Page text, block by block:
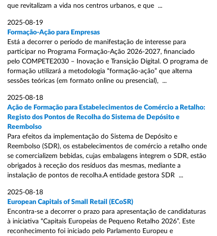
que revitalizam a vida nos centros urbanos, e que ...
2025-08-19
Formação-Ação para Empresas
Está a decorrer o período de manifestação de interesse para
participar no Programa Formação-Ação 2026-2027, financiado
pelo COMPETE2030 – Inovação e Transição Digital. O programa de
formação utilizará a metodologia “formação-ação” que alterna
sessões teóricas (em formato online ou presencial), ...
2025-08-18
Ação de Formação para Estabelecimentos de Comércio a Retalho:
Registo dos Pontos de Recolha do Sistema de Depósito e
Reembolso
Para efeitos da implementação do Sistema de Depósito e
Reembolso (SDR), os estabelecimentos de comércio a retalho onde
se comercializem bebidas, cujas embalagens integrem o SDR, estão
obrigados à receção dos resíduos das mesmas, mediante a
instalação de pontos de recolha.A entidade gestora SDR ...
2025-08-18
European Capitals of Small Retail (ECoSR)
Encontra-se a decorrer o prazo para apresentação de candidaturas
à iniciativa “Capitais Europeias de Pequeno Retalho 2026”. Este
reconhecimento foi iniciado pelo Parlamento Europeu e